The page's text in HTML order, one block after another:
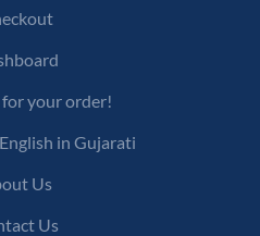
your order!
in Gujarati
Us
Us